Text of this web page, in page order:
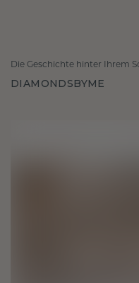
Die Geschichte hinter Ihrem
DIAMONDSBYME